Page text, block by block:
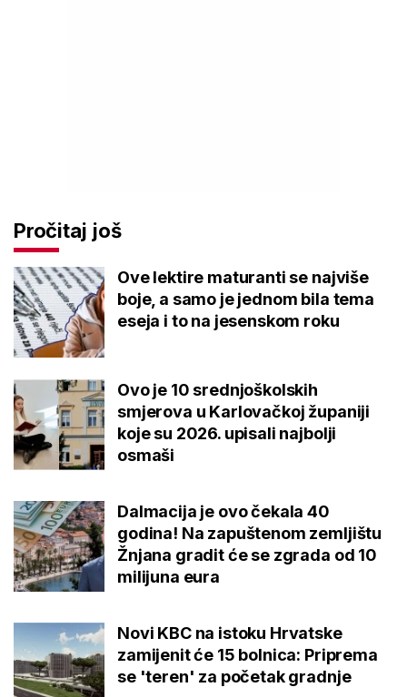
Pročitaj još
Ove lektire maturanti se najviše
boje, a samo je jednom bila tema
eseja i to na jesenskom roku
Ovo je 10 srednjoškolskih
smjerova u Karlovačkoj županiji
koje su 2026. upisali najbolji
osmaši
Dalmacija je ovo čekala 40
godina! Na zapuštenom zemljištu
Žnjana gradit će se zgrada od 10
milijuna eura
Novi KBC na istoku Hrvatske
zamijenit će 15 bolnica: Priprema
se 'teren' za početak gradnje